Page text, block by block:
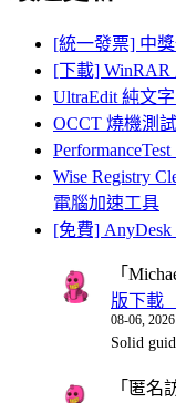
[統一發票] 中獎
[下載] WinRAR
UltraEdit 純文
OCCT 燒機測
Wise Registry
電腦加速工具
[免費]
「
版下載
08-06, 2026
Solid
「 匿名